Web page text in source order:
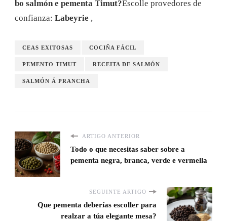
bo salmón e pementa Timut?Escolle provedores de
confianza: Labeyrie ,
CEAS EXITOSAS COCIÑA FÁCIL
PEMENTO TIMUT RECEITA DE SALMÓN
SALMÓN Á PRANCHA
ARTIGO ANTERIOR
Todo o que necesitas saber sobre a
pementa negra, branca, verde e vermella
SEGUINTE ARTIGO
Que pementa deberías escoller para
realzar a túa elegante mesa?